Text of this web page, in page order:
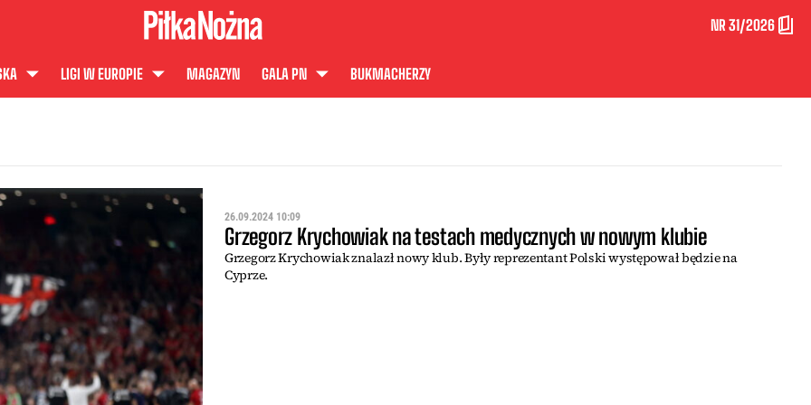
NR 31/2026
LIGI W EUROPIE MAGAZYN GALA PN BUKMACHERZY
26.09.2024 10:09
Grzegorz Krychowiak na testach medycznych w nowym klubie
Grzegorz Krychowiak znalazł nowy klub. Były reprezentant Polski występował będzie na
Cyprze.